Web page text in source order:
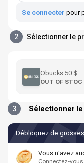
Se connecter pour
2 Sélectionner le
Obucks 50 $
OUT OF STOC
3 Sélectionner le
Débloquez de
Vous n'avez
Connectez-